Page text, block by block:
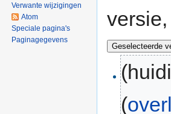
versie,
(
Verwante wijzigingen
Atom
Speciale pagina's
Paginagegevens